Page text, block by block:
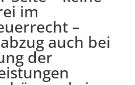
im
–
auch bei
der